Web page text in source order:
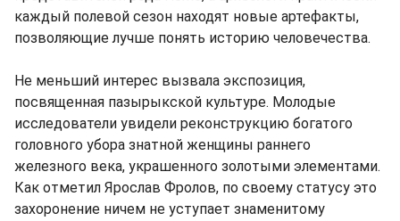
каждый полевой сезон находят новые артефакты,
позволяющие лучше понять историю человечества.
Не меньший интерес вызвала экспозиция,
посвященная пазырыкской культуре. Молодые
исследователи увидели реконструкцию богатого
головного убора знатной женщины раннего
железного века, украшенного золотыми элементами.
Как отметил Ярослав Фролов, по своему статусу это
захоронение ничем не уступает знаменитому